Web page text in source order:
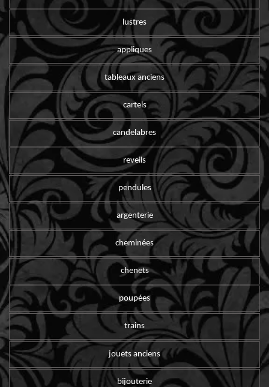
lustres
appliques
tableaux anciens
cartels
candelabres
reveils
pendules
argenterie
cheminées
chenets
poupées
trains
jouets anciens
bijouterie